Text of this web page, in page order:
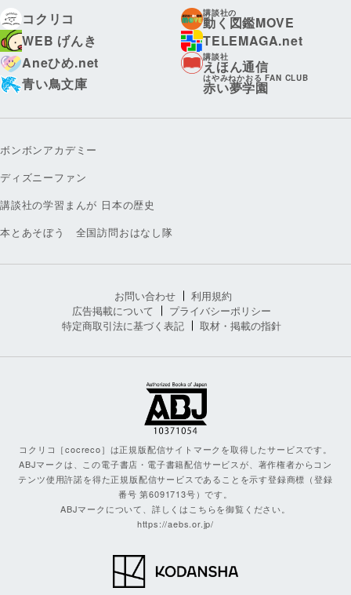
コクリコ
講談社の
動く図鑑MOVE
WEB げんき
TELEMAGA.net
Aneひめ.net
講談社
えほん通信
青い鳥文庫
はやみねかおる FAN CLUB
赤い夢学園
ボンボンアカデミー
ディズニーファン
講談社の学習まんが 日本の歴史
本とあそぼう 全国訪問おはなし隊
お問い合わせ
利用規約
広告掲載について
プライバシーポリシー
特定商取引法に基づく表記
取材・掲載の指針
コクリコ［cocreco］は正規版配信サイトマークを取得したサービスです。
ABJマークは、この電子書店・電子書籍配信サービスが、著作権者からコン
テンツ使用許諾を得た正規版配信サービスであることを示す登録商標（登録
番号 第6091713号）です。
ABJマークについて、詳しくはこちらを御覧ください。
https://aebs.or.jp/